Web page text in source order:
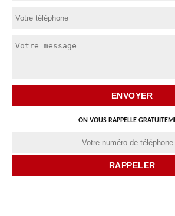
ON VOUS RAPPELLE